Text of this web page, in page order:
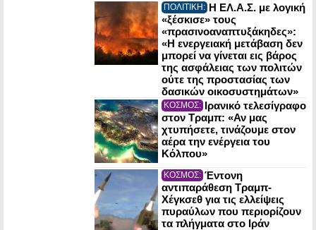
ΠΟΛΙΤΙΚΗ: Η ΕΛ.Α.Σ. με λογική
«ξέσκισε» τους
«πρασινοαναπτυξάκηδες»:
«Η ενεργειακή μετάβαση δεν
μπορεί να γίνεται εις βάρος
της ασφάλειας των πολιτών
ούτε της προστασίας των
δασικών οικοσυστημάτων»
ΚΟΣΜΟΣ: Ιρανικό τελεσίγραφο
στον Τραμπ: «Αν μας
χτυπήσετε, τινάζουμε στον
αέρα την ενέργεια του
Κόλπου»
ΚΟΣΜΟΣ: Έντονη
αντιπαράθεση Τραμπ-
Χέγκσεθ για τις ελλείψεις
πυραύλων που περιορίζουν
τα πλήγματα στο Ιράν